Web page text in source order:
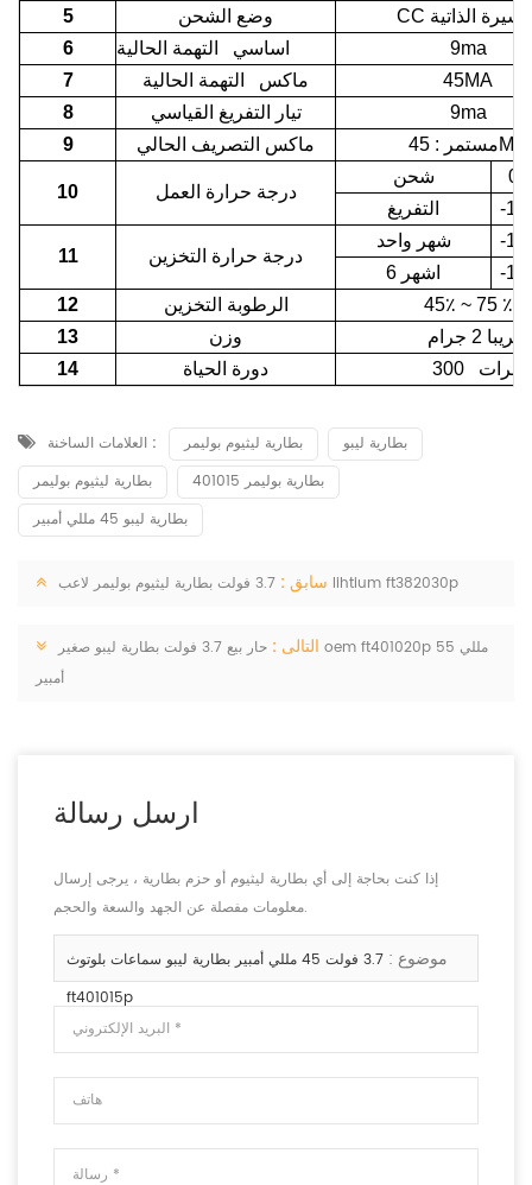
5
وضع الشحن
6
اساسي التهمة الحالية
9ma
7
ماكس التهمة الحالية
45MA
8
تيار التفريغ القياسي
9ma
9
ماكس التصريف الحالي مستمر : 45MA
10 درجة حرارة العمل
شحن
0
التفريغ
-10
11 درجة حرارة التخزين
شهر واحد
-10
6 اشهر
-10
12
الرطوبة التخزين 45٪ ~ 75٪
13
وزن
تقريبا 2 جرام
14
دورة الحياة 300 مرات
العلامات الساخنة : بطارية ليثيوم بوليمر
بطارية ليبو
بطارية ليثيوم بوليمر
بطارية بوليمر 401015
بطارية ليبو 45 مللي أمبير
سابق : 3.7 فولت بطارية ليثيوم بوليمر لاعب lihtium ft382030p
التالى :
حار بيع 3.7 فولت بطارية ليبو صغير oem ft401020p 55 مللي
أمبير
ارسل رسالة
إذا كنت بحاجة إلى أي بطارية ليثيوم أو حزم بطارية ، يرجى إرسال
معلومات مفصلة عن الجهد والسعة والحجم.
موضوع :
3.7 فولت 45 مللي أمبير بطارية ليبو سماعات بلوتوث
ft401015p